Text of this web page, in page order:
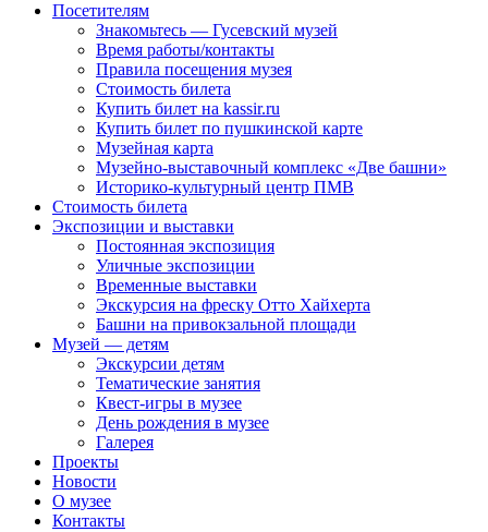
Посетителям
Знакомьтесь — Гусевский музей
Время работы/контакты
Правила посещения музея
Стоимость билета
Купить билет на kassir.ru
Купить билет по пушкинской карте
Музейная карта
Музейно-выставочный комплекс «Две башни»
Историко-культурный центр ПМВ
Стоимость билета
Экспозиции и выставки
Постоянная экспозиция
Уличные экспозиции
Временные выставки
Экскурсия на фреску Отто Хайхерта
Башни на привокзальной площади
Музей — детям
Экскурсии детям
Тематические занятия
Квест-игры в музее
День рождения в музее
Галерея
Проекты
Новости
О музее
Контакты